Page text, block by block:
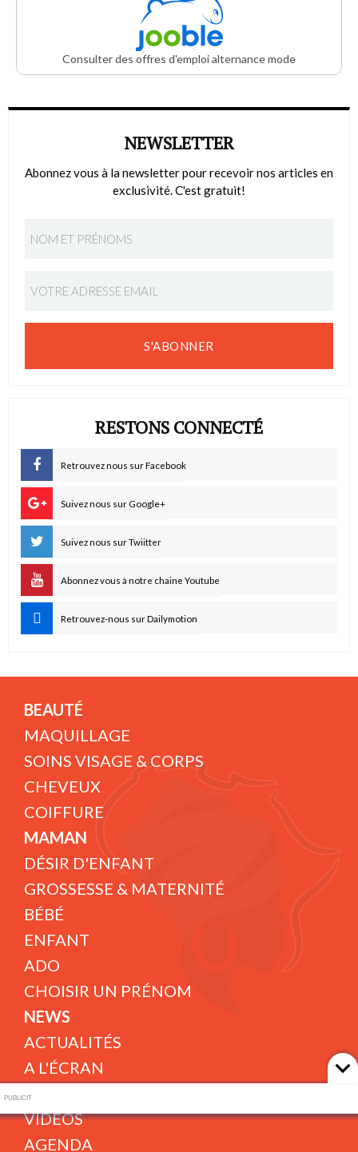
Consulter des offres d'emploi alternance mode
NEWSLETTER
Abonnez vous à la newsletter pour recevoir nos articles en
exclusivité. C'est gratuit!
S'ABONNER
RESTONS CONNECTÉ
Retrouvez nous sur Facebook
Suivez nous sur Google+
Suivez nous sur Twiitter
Abonnez vous à notre chaine Youtube
Retrouvez-nous sur Dailymotion
BEAUTÉ
MAQUILLAGE
SOINS VISAGE & CORPS
CHEVEUX
COIFFURE
MAMAN
DÉSIR D'ENFANT
GROSSESSE & MATERNITÉ
BÉBÉ
ENFANT
ADO
CHOISIR UN PRÉNOM
NEWS
ACTUALITÉS
A L'ÉCRAN
PHOTOS
VIDÉOS
AGENDA
PUBLICIT